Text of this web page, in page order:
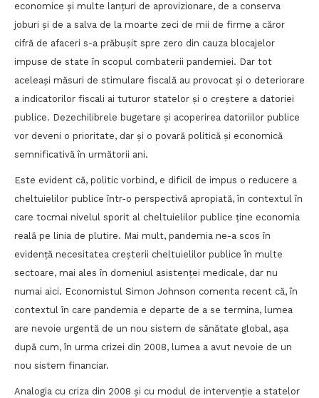
economice și multe lanțuri de aprovizionare, de a conserva
joburi și de a salva de la moarte zeci de mii de firme a căror
cifră de afaceri s-a prăbușit spre zero din cauza blocajelor
impuse de state în scopul combaterii pandemiei. Dar tot
aceleași măsuri de stimulare fiscală au provocat și o deteriorare
a indicatorilor fiscali ai tuturor statelor și o creștere a datoriei
publice. Dezechilibrele bugetare și acoperirea datoriilor publice
vor deveni o prioritate, dar și o povară politică și economică
semnificativă în următorii ani.
Este evident că, politic vorbind, e dificil de impus o reducere a
cheltuielilor publice într-o perspectivă apropiată, în contextul în
care tocmai nivelul sporit al cheltuielilor publice ține economia
reală pe linia de plutire. Mai mult, pandemia ne-a scos în
evidență necesitatea creșterii cheltuielilor publice în multe
sectoare, mai ales în domeniul asistenței medicale, dar nu
numai aici. Economistul Simon Johnson comenta recent că, în
contextul în care pandemia e departe de a se termina, lumea
are nevoie urgentă de un nou sistem de sănătate global, așa
după cum, în urma crizei din 2008, lumea a avut nevoie de un
nou sistem financiar.
Analogia cu criza din 2008 și cu modul de intervenție a statelor